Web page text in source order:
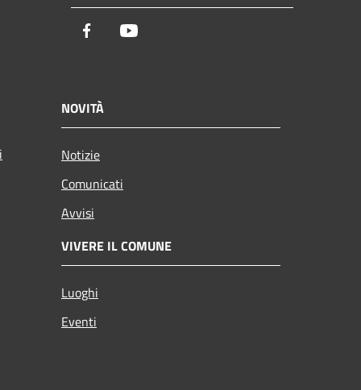
Facebook
NOVITÀ
Notizie
Comunicati
Avvisi
VIVERE IL COMUNE
Luoghi
Eventi